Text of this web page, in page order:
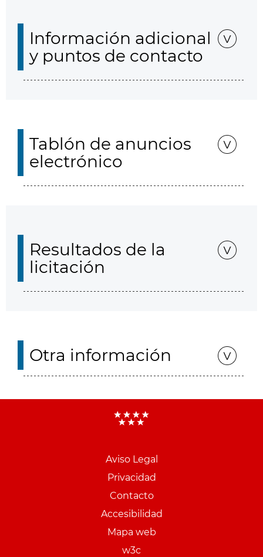
Información adicional
y puntos de contacto
Tablón de anuncios
electrónico
Resultados de la
licitación
Otra información
Aviso Legal
Privacidad
Contacto
Accesibilidad
Mapa web
w3c